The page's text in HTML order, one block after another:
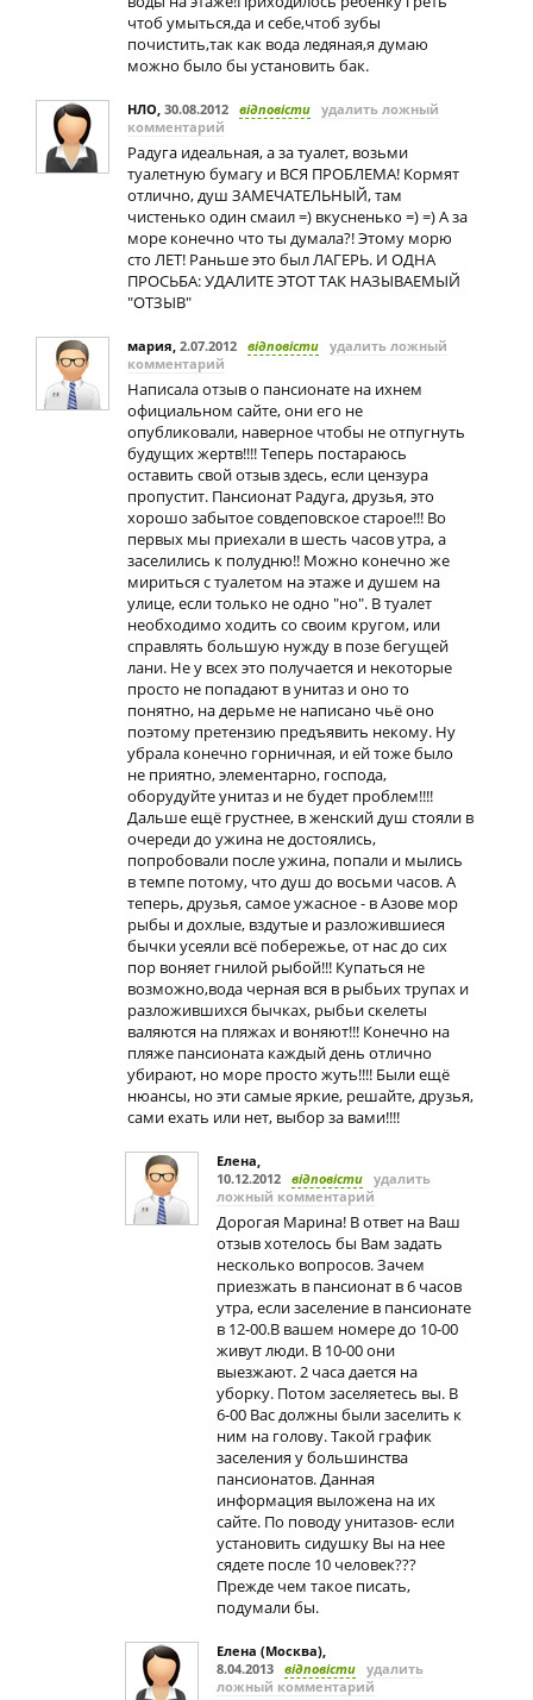
чтоб умыться,да и себе,чтоб зубы
почистить,так как вода ледяная,я думаю
можно было бы установить бак.
НЛО, 30.08.2012 відповісти удалить ложный
комментарий
Радуга идеальная, а за туалет, возьми
туалетную бумагу и ВСЯ ПРОБЛЕМА! Кормят
отлично, душ ЗАМЕЧАТЕЛЬНЫЙ, там
чистенько один смаил =) вкусненько =) =) А за
море конечно что ты думала?! Этому морю
сто ЛЕТ! Раньше это был ЛАГЕРЬ. И ОДНА
ПРОСЬБА: УДАЛИТЕ ЭТОТ ТАК НАЗЫВАЕМЫЙ
"ОТЗЫВ"
мария, 2.07.2012 відповісти удалить ложный
комментарий
Написала отзыв о пансионате на ихнем
официальном сайте, они его не
опубликовали, наверное чтобы не отпугнуть
будущих жертв!!!! Теперь постараюсь
оставить свой отзыв здесь, если цензура
пропустит. Пансионат Радуга, друзья, это
хорошо забытое совдеповское старое!!! Во
первых мы приехали в шесть часов утра, а
заселились к полудню!! Можно конечно же
мириться с туалетом на этаже и душем на
улице, если только не одно "но". В туалет
необходимо ходить со своим кругом, или
справлять большую нужду в позе бегущей
лани. Не у всех это получается и некоторые
просто не попадают в унитаз и оно то
понятно, на дерьме не написано чьё оно
поэтому претензию предъявить некому. Ну
убрала конечно горничная, и ей тоже было
не приятно, элементарно, господа,
оборудуйте унитаз и не будет проблем!!!!
Дальше ещё грустнее, в женский душ стояли в
очереди до ужина не достоялись,
попробовали после ужина, попали и мылись
в темпе потому, что душ до восьми часов. А
теперь, друзья, самое ужасное - в Азове мор
рыбы и дохлые, вздутые и разложившиеся
бычки усеяли всё побережье, от нас до сих
пор воняет гнилой рыбой!!! Купаться не
возможно,вода черная вся в рыбьих трупах и
разложившихся бычках, рыбьи скелеты
валяются на пляжах и воняют!!! Конечно на
пляже пансионата каждый день отлично
убирают, но море просто жуть!!!! Были ещё
нюансы, но эти самые яркие, решайте, друзья,
сами ехать или нет, выбор за вами!!!!
Елена,
10.12.2012 відповісти удалить
ложный комментарий
Дорогая Марина! В ответ на Ваш
отзыв хотелось бы Вам задать
несколько вопросов. Зачем
приезжать в пансионат в 6 часов
утра, если заселение в пансионате
в 12-00.В вашем номере до 10-00
живут люди. В 10-00 они
выезжают. 2 часа дается на
уборку. Потом заселяетесь вы. В
6-00 Вас должны были заселить к
ним на голову. Такой график
заселения у большинства
пансионатов. Данная
информация выложена на их
сайте. По поводу унитазов- если
установить сидушку Вы на нее
сядете после 10 человек???
Прежде чем такое писать,
подумали бы.
Елена (Москва),
8.04.2013 відповісти удалить
ложный комментарий